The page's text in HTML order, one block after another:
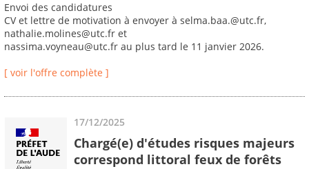
Envoi des candidatures
CV et lettre de motivation à envoyer à selma.baa.@utc.fr,
nathalie.molines@utc.fr et
nassima.voyneau@utc.fr au plus tard le 11 janvier 2026.
[ voir l'offre complète ]
17/12/2025
Chargé(e) d'études risques majeurs
correspond littoral feux de forêts